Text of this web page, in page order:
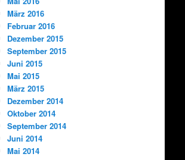
März 2016
Februar 2016
Dezember 2015
September 2015
Juni 2015
Mai 2015
März 2015
Dezember 2014
Oktober 2014
September 2014
Juni 2014
Mai 2014